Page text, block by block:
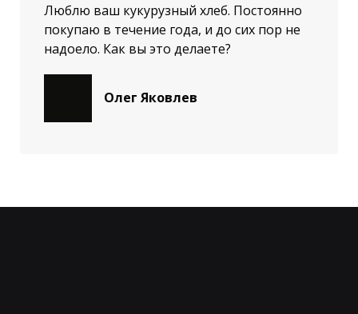
Люблю ваш кукурузный хлеб. Постоянно
покупаю в течение года, и до сих пор не
надоело. Как вы это делаете?
Олег Яковлев